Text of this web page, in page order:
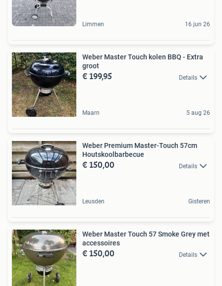
Limmen 16 jun 26
Weber Master Touch kolen BBQ - Extra
groot
€ 199,95 Details
Maarn 5 aug 26
Weber Premium Master-Touch 57cm
Houtskoolbarbecue
€ 150,00 Details
Leusden Gisteren
Weber Master Touch 57 Smoke Grey met
accessoires
€ 150,00 Details